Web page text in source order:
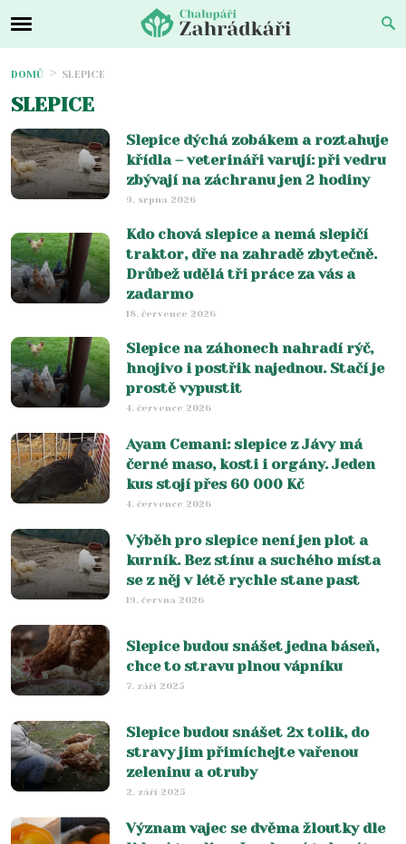
DOMŮ SLEPICE
SLEPICE
Slepice dýchá zobákem a roztahuje
křídla – veterináři varují: při vedru
zbývají na záchranu jen 2 hodiny
9. srpna 2026
Kdo chová slepice a nemá slepičí
traktor, dře na zahradě zbytečně.
Drůbež udělá tři práce za vás a
zadarmo
18. července 2026
Slepice na záhonech nahradí rýč,
hnojivo i postřik najednou. Stačí je
prostě vypustit
4. července 2026
Ayam Cemani: slepice z Jávy má
černé maso, kosti i orgány. Jeden
kus stojí přes 60 000 Kč
4. července 2026
Výběh pro slepice není jen plot a
kurník. Bez stínu a suchého místa
se z něj v létě rychle stane past
19. června 2026
Slepice budou snášet jedna báseň,
chce to stravu plnou vápníku
7. září 2025
Slepice budou snášet 2x tolik, do
stravy jim přimíchejte vařenou
zeleninu a otruby
2. září 2025
Význam vajec se dvěma žloutky dle